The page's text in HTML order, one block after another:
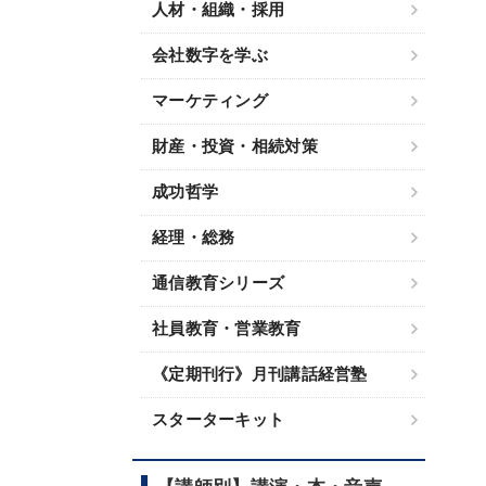
人材・組織・採用
会社数字を学ぶ
マーケティング
財産・投資・相続対策
成功哲学
経理・総務
通信教育シリーズ
社員教育・営業教育
《定期刊行》月刊講話経営塾
スターターキット